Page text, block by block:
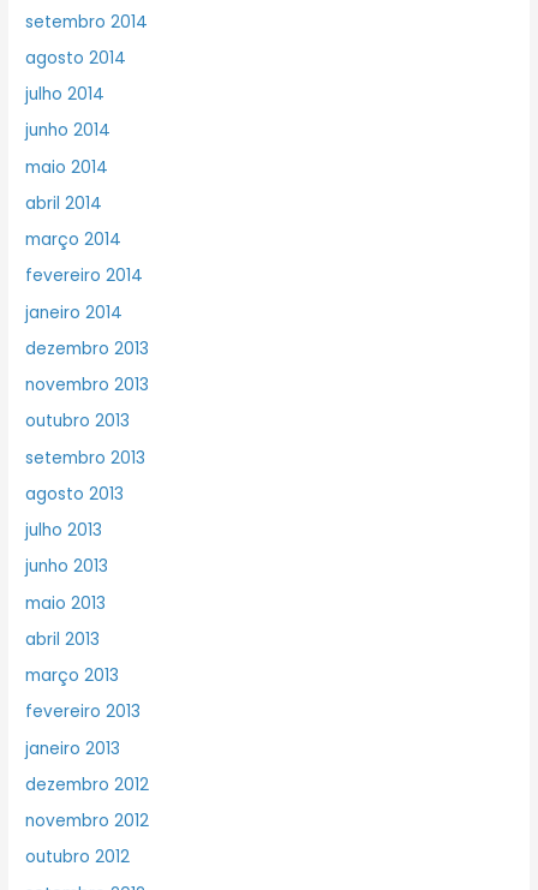
setembro 2014
agosto 2014
julho 2014
junho 2014
maio 2014
abril 2014
março 2014
fevereiro 2014
janeiro 2014
dezembro 2013
novembro 2013
outubro 2013
setembro 2013
agosto 2013
julho 2013
junho 2013
maio 2013
abril 2013
março 2013
fevereiro 2013
janeiro 2013
dezembro 2012
novembro 2012
outubro 2012